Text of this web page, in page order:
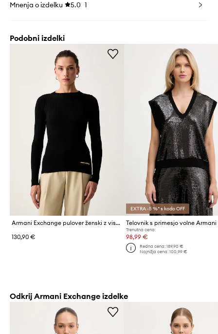
Mnenja o izdelku 5.0 1
Podobni izdelki
Armani Exchange pulover ženski z viskozo
130,90 €
EXTRA -5 %* s kodo OFF
Trenutna cena:
98,99 €
Redna cena: 189,90 €
Najnižja cena: 100,99 €
Odkrij Armani Exchange izdelke